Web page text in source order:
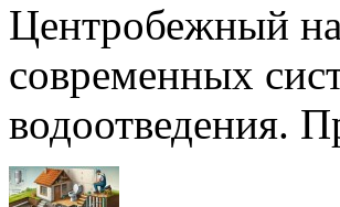
Центробежный
современных
водоотведения.